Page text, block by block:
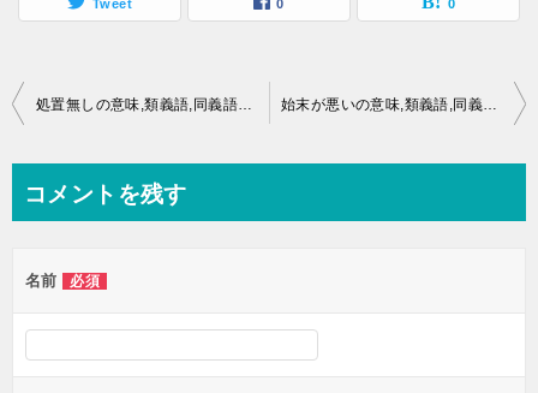
Tweet 0 0
投
ビ
ー
シ
処置無しの意味,類義語,同義語とは？ 始末が悪いの意味,類義語,同義語とは？
コメントを残す
名前 必須